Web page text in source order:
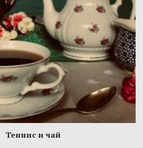
Теннис и чай